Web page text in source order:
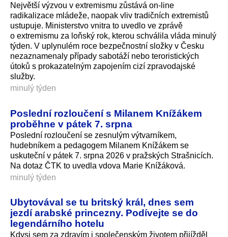
Největší výzvou v extremismu zůstává on-line
radikalizace mládeže, naopak vliv tradičních extremistů
ustupuje. Ministerstvo vnitra to uvedlo ve zprávě
o extremismu za loňský rok, kterou schválila vláda minulý
týden. V uplynulém roce bezpečnostní složky v Česku
nezaznamenaly případy sabotáží nebo teroristických
útoků s prokazatelným zapojením cizí zpravodajské
služby.
minulý týden
Poslední rozloučení s Milanem Knížákem
proběhne v pátek 7. srpna
Poslední rozloučení se zesnulým výtvarníkem,
hudebníkem a pedagogem Milanem Knížákem se
uskuteční v pátek 7. srpna 2026 v pražských Strašnicích.
Na dotaz ČTK to uvedla vdova Marie Knížáková.
minulý týden
Ubytovával se tu britský král, dnes sem
jezdí arabské princezny. Podívejte se do
legendárního hotelu
Kdysi sem za zdravím i společenským životem přijížděl